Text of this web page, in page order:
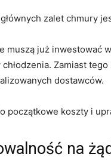
zalet chmury
muszą już inwestować
chłodzenia. Zamiast
dostawców.
początkowe koszty i
na